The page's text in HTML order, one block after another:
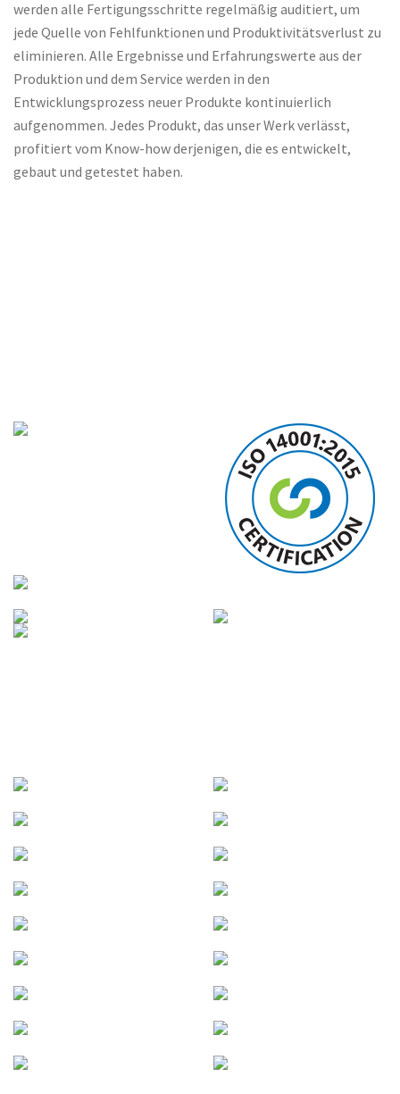
werden alle Fertigungsschritte regelmäßig auditiert, um
jede Quelle von Fehlfunktionen und Produktivitätsverlust zu
eliminieren. Alle Ergebnisse und Erfahrungswerte aus der
Produktion und dem Service werden in den
Entwicklungsprozess neuer Produkte kontinuierlich
aufgenommen. Jedes Produkt, das unser Werk verlässt,
profitiert vom Know-how derjenigen, die es entwickelt,
gebaut und getestet haben.